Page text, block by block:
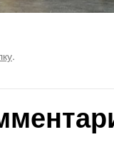
.